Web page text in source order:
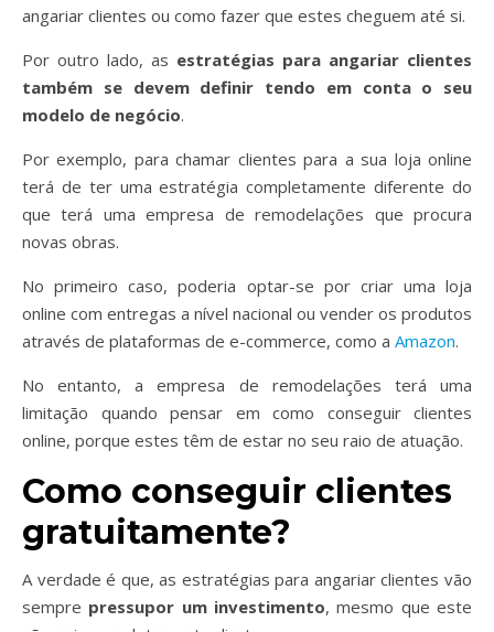
angariar clientes ou como fazer que estes cheguem até si.
Por outro lado, as estratégias para angariar clientes
também se devem definir tendo em conta o seu
modelo de negócio.
Por exemplo, para chamar clientes para a sua loja online
terá de ter uma estratégia completamente diferente do
que terá uma empresa de remodelações que procura
novas obras.
No primeiro caso, poderia optar-se por criar uma loja
online com entregas a nível nacional ou vender os produtos
através de plataformas de e-commerce, como a Amazon.
No entanto, a empresa de remodelações terá uma
limitação quando pensar em como conseguir clientes
online, porque estes têm de estar no seu raio de atuação.
Como conseguir clientes
gratuitamente?
A verdade é que, as estratégias para angariar clientes vão
sempre pressupor um investimento, mesmo que este